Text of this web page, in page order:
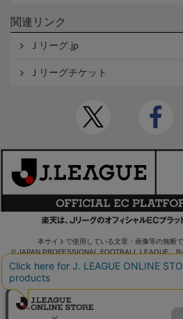
関連リンク
Ｊリーグ.jp
Ｊリーグチケット
本サイトで使用している文章・画像等の無断
© JAPAN PROFESSIONAL FOOTBALL LEAGUE
SERVED.